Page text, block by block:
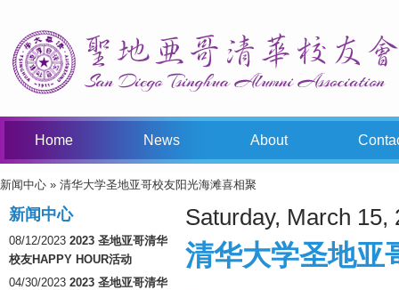
Home News About
You Are Here
新闻中心 » 清华大学圣地亚哥校友阳光海滩喜相聚
新闻中心
08/12/2023 2023 圣地亚哥清华
校友HAPPY HOUR活动
04/30/2023 2023 圣地亚哥清华
Saturday, March 15,
清华大学圣地亚